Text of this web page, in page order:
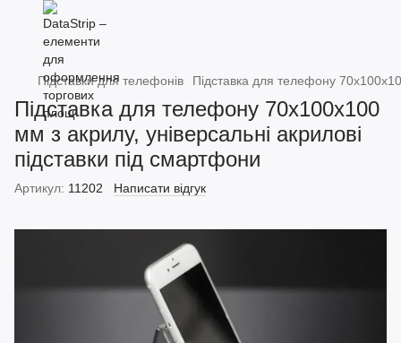
Підставки для телефонів Підставка для телефону
Підставка для телефону 70х100х100
мм з акрилу, універсальні акрилові
підставки під смартфони
Артикул: 11202 Написати відгук